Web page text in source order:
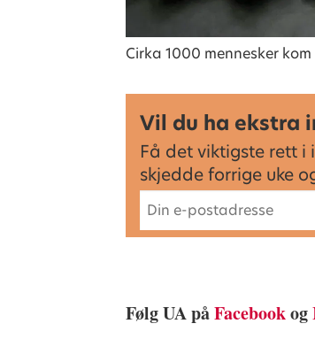
Cirka 1000 mennesker
Vil du ha ekstra
Få det viktigste rett i
skjedde forrige uke
Følg UA påFacebookog